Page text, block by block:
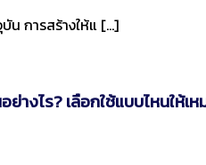
น การสร้างให้แ […]
างไร? เลือกใช้แบบไหนให้เ